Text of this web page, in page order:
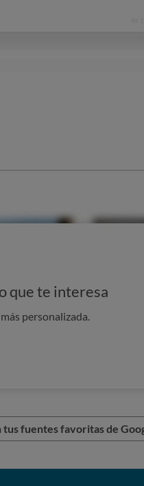
cibernéticos y afirman
que te interesa
personalizada.
tus fuentes favoritas de